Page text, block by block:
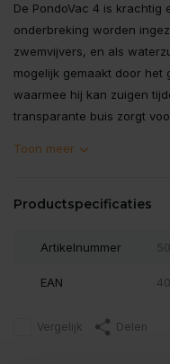
De PondoVac 4 is
onderbreking worden
zwemvijvers, en als
mogelijk gemaakt door het
waarmee hij kan zuigen
transparante buis zorgt
Toon meer
Productspecificaties
Artikelnummer
EAN
Vergelijk Delen